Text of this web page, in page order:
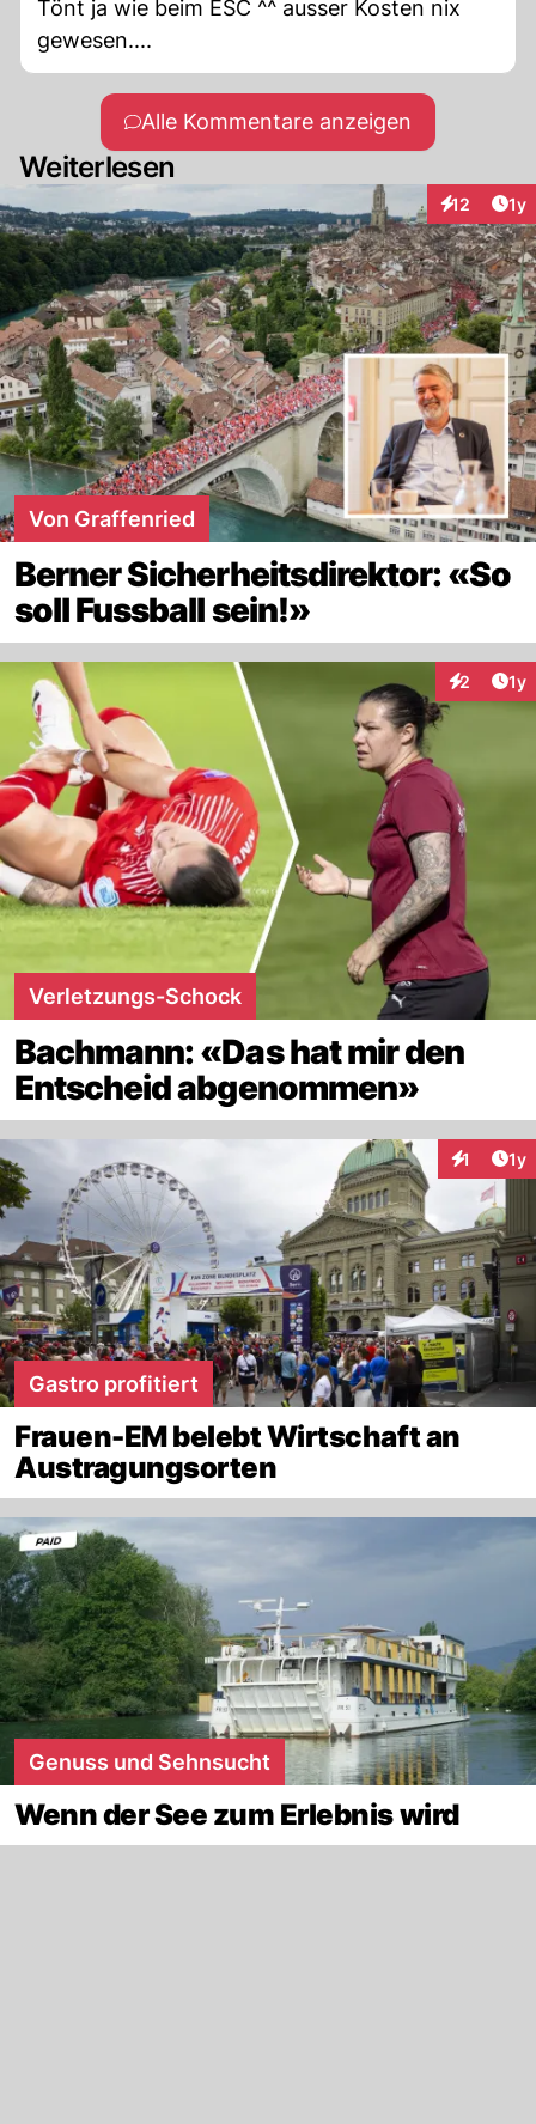
Tönt ja wie beim ESC ^^ ausser Kosten nix
gewesen....
Alle Kommentare anzeigen
Weiterlesen
12 1y
Von Graffenried
Berner Sicherheitsdirektor: «So
soll Fussball sein!»
2 1y
Verletzungs-Schock
Bachmann: «Das hat mir den
Entscheid abgenommen»
1 1y
Gastro profitiert
Frauen-EM belebt Wirtschaft an
Austragungsorten
Genuss und Sehnsucht
Wenn der See zum Erlebnis wird